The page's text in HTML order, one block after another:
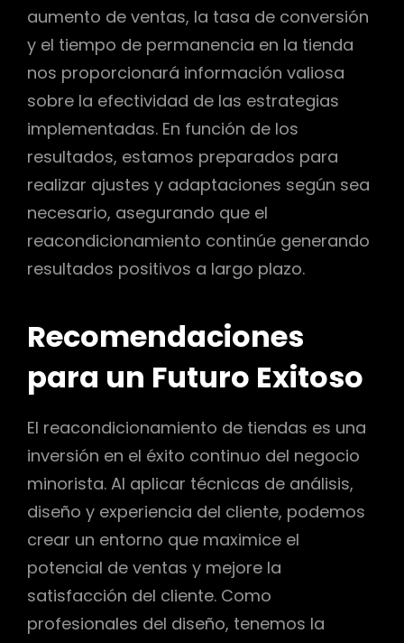
aumento de ventas, la tasa de conversión
y el tiempo de permanencia en la tienda
nos proporcionará información valiosa
sobre la efectividad de las estrategias
implementadas. En función de los
resultados, estamos preparados para
realizar ajustes y adaptaciones según sea
necesario, asegurando que el
reacondicionamiento continúe generando
resultados positivos a largo plazo.
Recomendaciones
para un Futuro Exitoso
El reacondicionamiento de tiendas es una
inversión en el éxito continuo del negocio
minorista. Al aplicar técnicas de análisis,
diseño y experiencia del cliente, podemos
crear un entorno que maximice el
potencial de ventas y mejore la
satisfacción del cliente. Como
profesionales del diseño, tenemos la